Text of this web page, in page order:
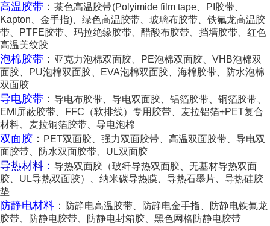
高温胶带 ： 茶色高温胶带(Polyimide film tape、PI胶带、
Kapton、金手指)、绿色高温胶带、玻璃布胶带、铁氟龙高温胶
带、PTFE胶带、玛拉绝缘胶带、醋酸布胶带、挡墙胶带、红色
高温美纹胶
泡棉胶带 ： 亚克力泡棉双面胶、PE泡棉双面胶、VHB泡棉双
面胶、PU泡棉双面胶、EVA泡棉双面胶、海棉胶带、防水泡棉
双面胶
导电胶带 ： 导电布胶带、导电双面胶、铝箔胶带、铜箔胶带、
EMI屏蔽胶带、FFC（软排线）专用胶带、麦拉铝箔+PET复合
材料、麦拉铜箔胶带、导电泡棉
双面胶 ： PET双面胶、强力双面胶带、高温双面胶带、导电双
面胶带、防水双面胶带、UL双面胶
导热材料： 导热双面胶（玻纤导热双面胶、无基材导热双面
胶、UL导热双面胶）、纳米碳导热膜、导热石墨片、导热硅胶
垫
防静电材料 ： 防静电高温胶带、防静电金手指、防静电铁氟龙
胶带、防静电胶带、防静电封箱胶、黑色网格防静电胶带